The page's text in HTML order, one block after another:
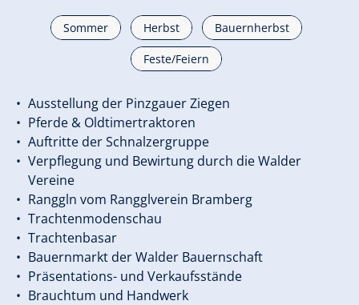
Sommer Herbst Bauernherbst
Feste/Feiern
Ausstellung der Pinzgauer Ziegen
Pferde & Oldtimertraktoren
Auftritte der Schnalzergruppe
Verpflegung und Bewirtung durch die Walder
Vereine
Ranggln vom Rangglverein Bramberg
Trachtenmodenschau
Trachtenbasar
Bauernmarkt der Walder Bauernschaft
Präsentations- und Verkaufsstände
Brauchtum und Handwerk